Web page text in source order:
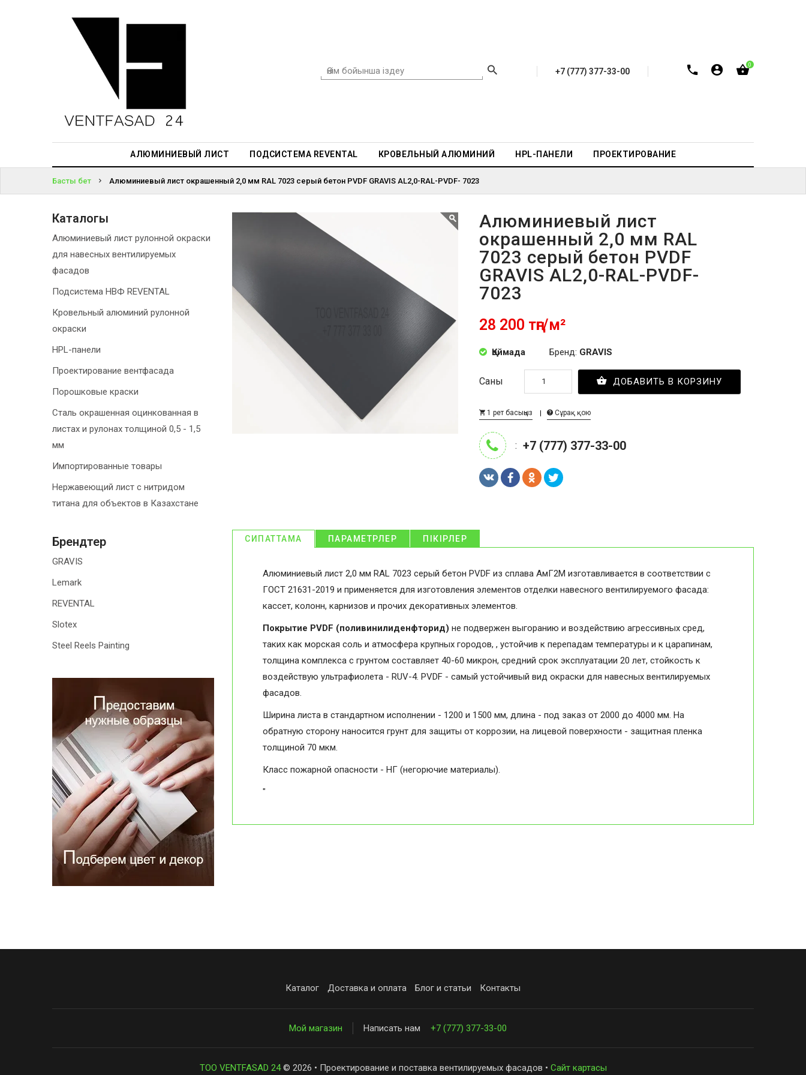
+7 (777) 377-33-00
0
АЛЮМИНИЕВЫЙ ЛИСТ ПОДСИСТЕМА REVENTAL КРОВЕЛЬНЫЙ АЛЮМИНИЙ HPL-ПАНЕЛИ ПРОЕКТИРОВАНИЕ
АЛЮМИНИЕВЫЙ
ПРОЕКТИРОВАНИЕ
КІРІҢІЗ
ПАРОЛЬДІ
БА?
Басты бет Алюминиевый лист окрашенный 2,0 мм RAL 7023 серый бетон PVDF GRAVIS AL2,0-RAL-PVDF- 7023
Алюминиевый лист
окрашенный 2,0 мм RAL
7023 серый бетон PVDF
GRAVIS AL2,0-RAL-PVDF-
7023
28 200 тңг/м²
Қоймада Бренд: GRAVIS
Саны ДОБАВИТЬ В КОРЗИНУ
1 рет басыңыз Сұрақ қою
: +7 (777) 377-33-00
СИПАТТАМА ПАРАМЕТРЛЕР ПІКІРЛЕР
Алюминиевый лист 2,0 мм RAL 7023 серый бетон PVDF из сплава АмГ2М изготавливается в соответствии с
ГОСТ 21631-2019 и применяется для изготовления элементов отделки навесного вентилируемого фасада:
кассет, колонн, карнизов и прочих декоративных элементов.
Покрытие PVDF (поливинилиденфторид) не подвержен выгоранию и воздействию агрессивных сред,
таких как морская соль и атмосфера крупных городов, , устойчив к перепадам температуры и к царапинам,
толщина комплекса с грунтом составляет 40-60 микрон, средний срок эксплуатации 20 лет, стойкость к
воздействую ультрафиолета - RUV-4. PVDF - самый устойчивый вид окраски для навесных вентилируемых
фасадов.
Ширина листа в стандартном исполнении - 1200 и 1500 мм, длина - под заказ от 2000 до 4000 мм. На
обратную сторону наносится грунт для защиты от коррозии, на лицевой поверхности - защитная пленка
толщиной 70 мкм.
Класс пожарной опасности - НГ (негорючие материалы).
"
Каталогы
Алюминиевый лист рулонной окраски
для навесных вентилируемых
фасадов
Подсистема НВФ REVENTAL
Кровельный алюминий рулонной
окраски
HPL-панели
Проектирование вентфасада
Порошковые краски
Сталь окрашенная оцинкованная в
листах и рулонах толщиной 0,5 - 1,5
мм
Импортированные товары
Нержавеющий лист с нитридом
титана для объектов в Казахстане
Брендтер
GRAVIS
Lemark
REVENTAL
Slotex
Steel Reels Painting
Каталог Доставка и оплата Блог и статьи Контакты
Мой магазин Написать нам +7 (777) 377-33-00
ТОО VENTFASAD 24© 2026 • Проектирование и поставка вентилируемых фасадов • Сайт картасы